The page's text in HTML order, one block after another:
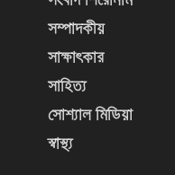
সম্পাদকীয়
সাক্ষাৎকার
সাহিত্য
সোশ্যাল মিডিয়া
স্বাস্থ্য